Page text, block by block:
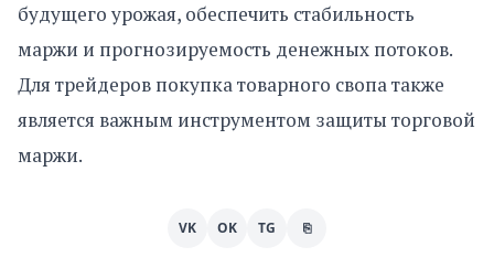
будущего урожая, обеспечить стабильность
маржи и прогнозируемость денежных потоков.
Для трейдеров покупка товарного свопа также
является важным инструментом защиты торговой
маржи.
VK OK TG ⎘